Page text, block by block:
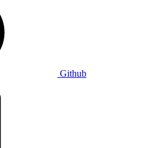
Github